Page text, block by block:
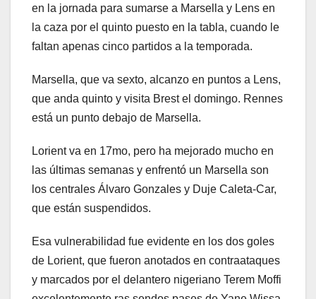
en la jornada para sumarse a Marsella y Lens en
la caza por el quinto puesto en la tabla, cuando le
faltan apenas cinco partidos a la temporada.
Marsella, que va sexto, alcanzo en puntos a Lens,
que anda quinto y visita Brest el domingo. Rennes
está un punto debajo de Marsella.
Lorient va en 17mo, pero ha mejorado mucho en
las últimas semanas y enfrentó un Marsella son
los centrales Álvaro Gonzales y Duje Caleta-Car,
que están suspendidos.
Esa vulnerabilidad fue evidente en los dos goles
de Lorient, que fueron anotados en contraataques
y marcados por el delantero nigeriano Terem Moffi